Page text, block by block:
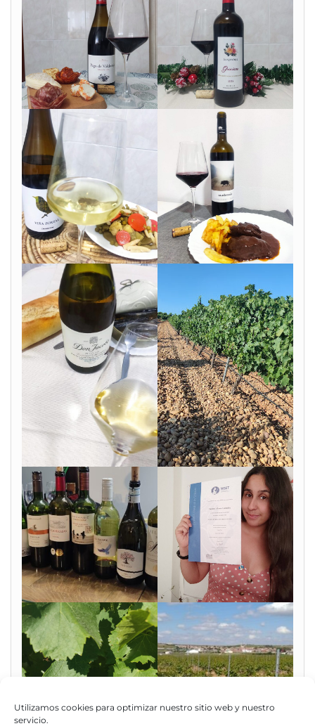
Utilizamos cookies para optimizar nuestro sitio web y nuestro
servicio.